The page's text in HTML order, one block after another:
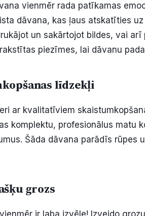
vienmēr rada patīkamas
dāvana, kas ļaus atskatīties
un sakārtojot bildes, vai
piezīmes, lai dāvanu
līdzekļi
ar kvalitatīviem
komplektu, profesionālus matu
Šāda dāvana parādīs rūpes
grozs